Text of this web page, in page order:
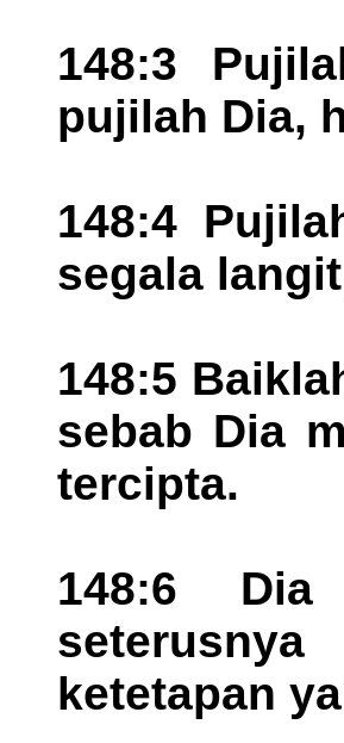
148:3
pujilah Dia,
148:4
segala
148:5
sebab Dia
tercipta.
148:6 Dia
ketetapan